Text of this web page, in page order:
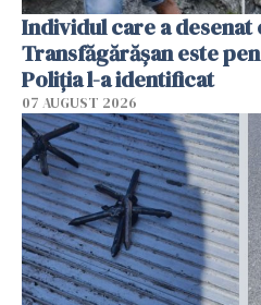
Individul care a desenat
Transfăgărășan este
Poliția l-a identificat
07 AUGUST 2026